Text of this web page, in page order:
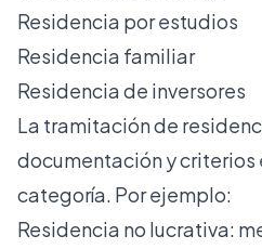
Residencia por estudios
Residencia familiar
Residencia de inversores
La tramitación de
documentación y
categoría. Por ejemplo:
Residencia no lucrativa: